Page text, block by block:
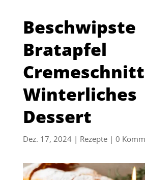
Beschwipste
Bratapfel
Winterliches
Dessert
Dez. 17, 2024| Rezepte| 0